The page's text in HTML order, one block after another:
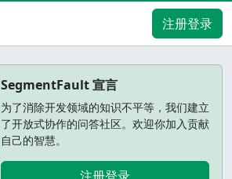
注册登录
SegmentFault 宣言
为了消除开发领域的知识不平等，我们建立
了开放式协作的问答社区。欢迎你加入贡献
自己的智慧。